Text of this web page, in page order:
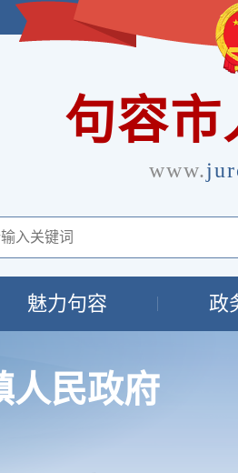
句容市
www.
魅力句容 政
人民政府